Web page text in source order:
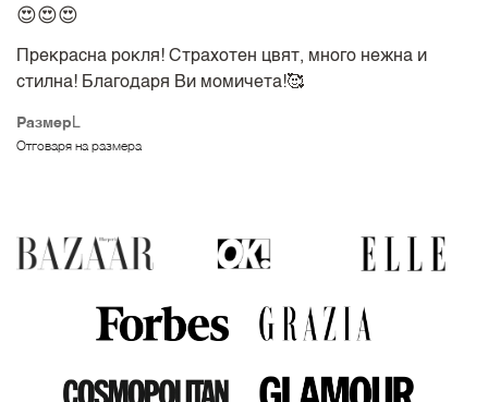
Размер L
Отговаря на размера
😍😍😍
Прекрасна рокля! Страхотен цвят, много нежна и
стилна! Благодаря Ви момичета!🥰